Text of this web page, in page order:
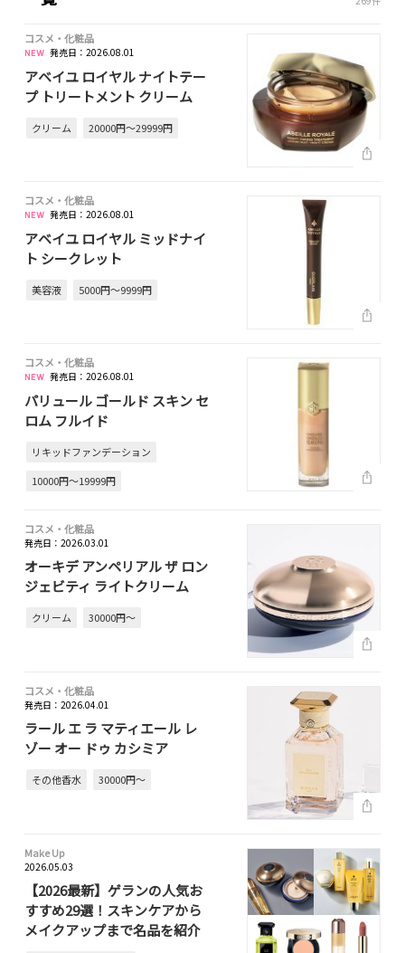
コスメ・化粧品
発売日：2026.08.01
アベイユ ロイヤル ナイトテー
プ トリートメント クリーム
クリーム 20000円～29999円
コスメ・化粧品
発売日：2026.08.01
アベイユ ロイヤル ミッドナイ
ト シークレット
美容液 5000円～9999円
コスメ・化粧品
発売日：2026.08.01
パリュール ゴールド スキン セ
ロム フルイド
リキッドファンデーション
10000円～19999円
コスメ・化粧品
発売日：2026.03.01
オーキデ アンペリアル ザ ロン
ジェビティ ライトクリーム
クリーム 30000円～
コスメ・化粧品
発売日：2026.04.01
ラール エ ラ マティエール レ
ゾー オー ドゥ カシミア
その他香水 30000円～
Make Up
2026.05.03
【2026最新】ゲランの人気お
すすめ29選！スキンケアから
メイクアップまで名品を紹介